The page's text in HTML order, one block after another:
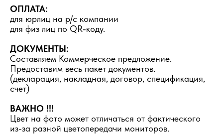
ОПЛАТА:
для юрлиц на р/с компании
для физ лиц по QR-коду.
ДОКУМЕНТЫ:
Составляем Коммерческое предложение.
Предоставим весь пакет документов.
(декларация, накладная, договор, спецификация,
счет)
ВАЖНО !!!
Цвет на фото может отличаться от фактического
из-за разной цветопередачи мониторов.